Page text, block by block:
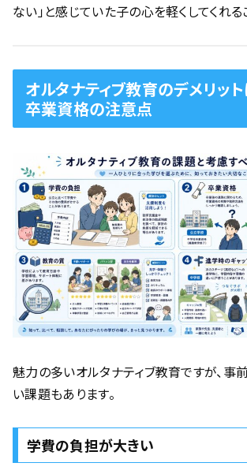
ない」と感じていた子の心を軽くしてくれる
オルタナティブ教育のデメリッ
卒業資格の注意点
魅力の多いオルタナティブ教育ですが、事
い課題もあります。
学費の負担が大きい